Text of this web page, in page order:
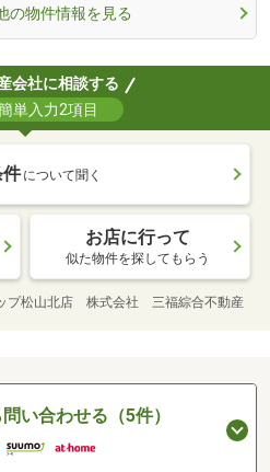
の物件情報を見る
会社に相談する
単入力2項目
件 について聞く
お店に行って
似た物件を探してもらう
プ松山北店 株式会社 三福綜合不動産
い合わせる（5件）